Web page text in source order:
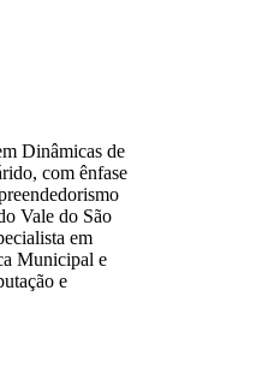
Dinâmicas de
com ênfase
Vale do São
em
Municipal e
e